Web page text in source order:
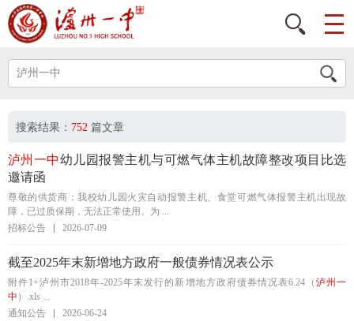
搜索结果： 752 篇文章
泸州一中幼儿园报警主机与可燃气体主机故障整改项目比选
邀请函
尊敬的供货商：我校幼儿园火灾自动报警主机、食堂可燃气体报警主机出现故
障，已过质保期，无法正常使用。为 ...
招标公告
2026-07-09
截至2025年末新增地方政府一般债券情况表公示
附件1+泸州市2018年-2025年末发行的新增地方政府债券情况表6.24（ 泸州一
中 ）.xls ...
通知公告
2026-06-24